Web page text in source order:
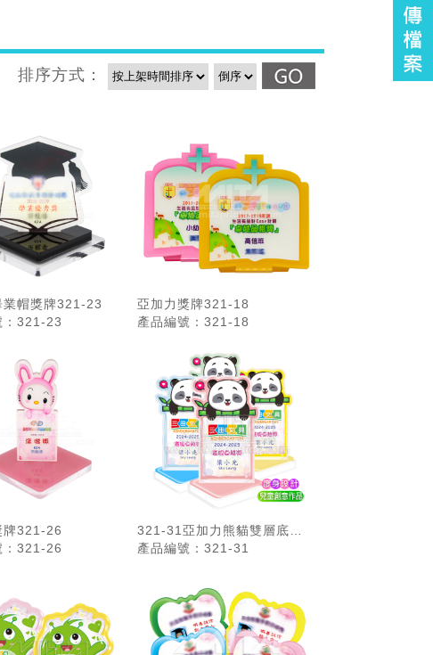
排序方式：
業帽獎牌321-23
：321-23
亞加力獎牌321-18
產品編號：321-18
牌321-26
：321-26
321-31亞加力熊貓雙層底座
獎牌
產品編號：321-31